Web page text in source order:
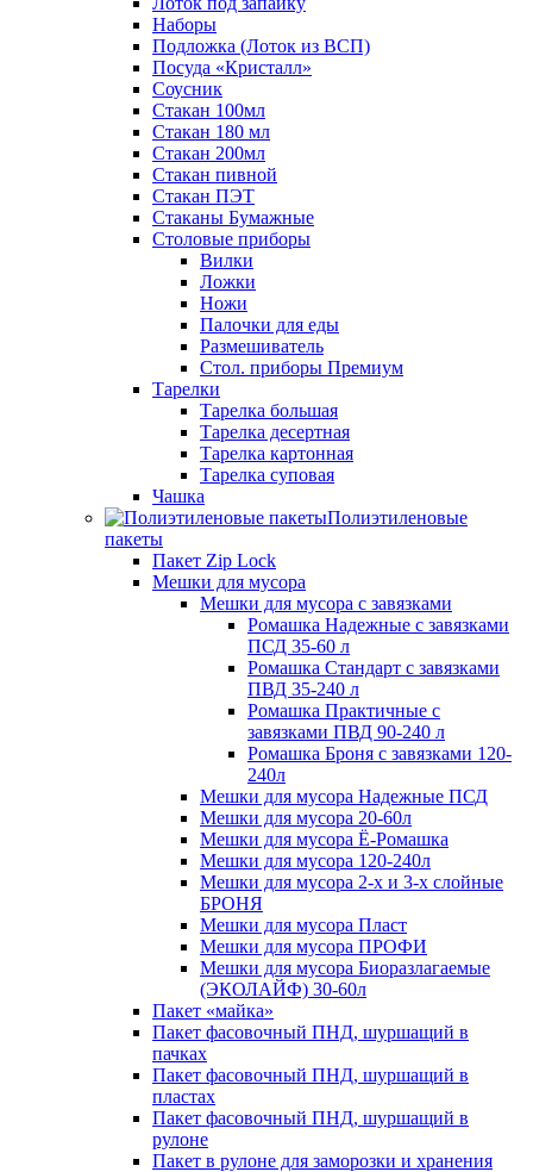
Наборы
Подложка (Лоток из ВСП)
Посуда «Кристалл»
Соусник
Стакан 100мл
Стакан 180 мл
Стакан 200мл
Стакан пивной
Стакан ПЭТ
Стаканы Бумажные
Столовые приборы
Вилки
Ложки
Ножи
Палочки для еды
Размешиватель
Стол. приборы Премиум
Тарелки
Тарелка большая
Тарелка десертная
Тарелка картонная
Тарелка суповая
Чашка
Полиэтиленовые
пакеты
Пакет Zip Lock
Мешки для мусора
Мешки для мусора с завязками
Ромашка Надежные с завязками
ПСД 35-60 л
Ромашка Стандарт с завязками
ПВД 35-240 л
Ромашка Практичные с
завязками ПВД 90-240 л
Ромашка Броня с завязками 120-
240л
Мешки для мусора Надежные ПСД
Мешки для мусора 20-60л
Мешки для мусора Ё-Ромашка
Мешки для мусора 120-240л
Мешки для мусора 2-х и 3-х слойные
БРОНЯ
Мешки для мусора Пласт
Мешки для мусора ПРОФИ
Мешки для мусора Биоразлагаемые
(ЭКОЛАЙФ) 30-60л
Пакет «майка»
Пакет фасовочный ПНД, шуршащий в
пачках
Пакет фасовочный ПНД, шуршащий в
пластах
Пакет фасовочный ПНД, шуршащий в
рулоне
Пакет в рулоне для заморозки и хранения